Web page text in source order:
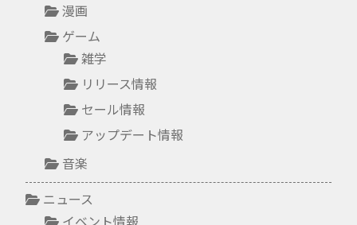
漫画
ゲーム
雑学
リリース情報
セール情報
アップデート情報
音楽
ニュース